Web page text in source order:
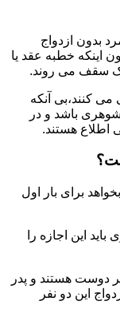
بدون ازدواج
اینکه خطبه عقد یا
سقف می روند.
می کنند،بی آنکه
باشد و در
اطلاع هستند.
برای بار اول
این اجازه را
دوست هستند و پدر
این دو نفر